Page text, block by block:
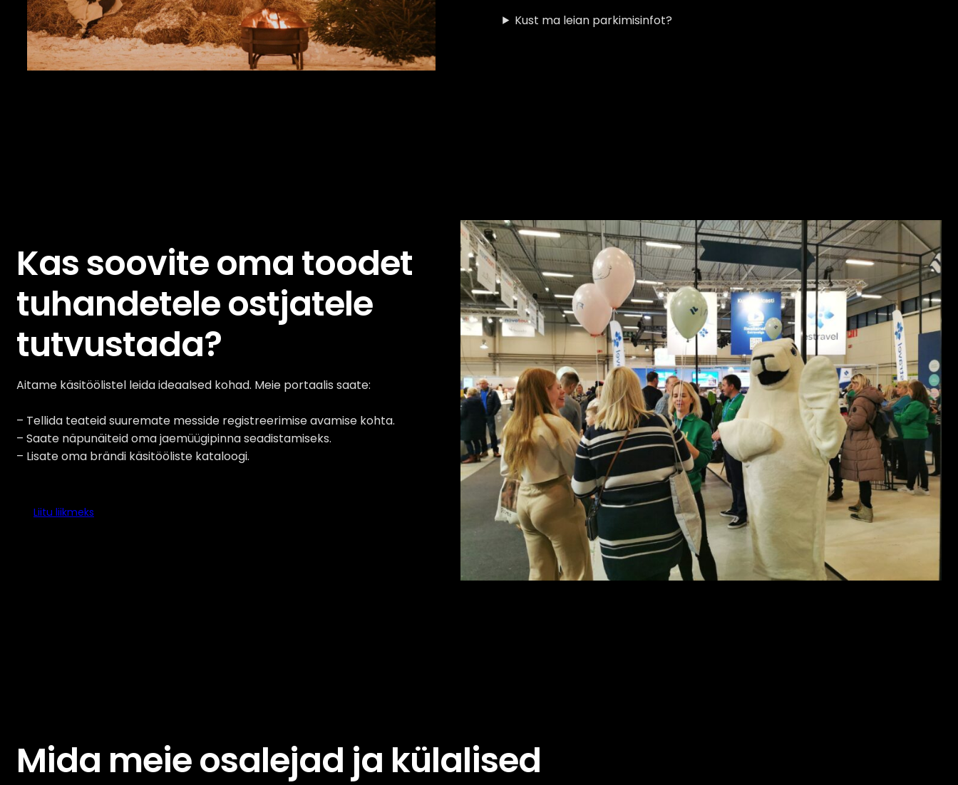
Kust ma leian parkimisinfot?
Kas soovite oma toodet
tuhandetele ostjatele
tutvustada?
Aitame käsitöölistel leida ideaalsed kohad. Meie portaalis saate:
– Tellida teateid suuremate messide registreerimise avamise kohta.
– Saate näpunäiteid oma jaemüügipinna seadistamiseks.
– Lisate oma brändi käsitööliste kataloogi.
Liitu liikmeks
Mida meie osalejad ja külalised